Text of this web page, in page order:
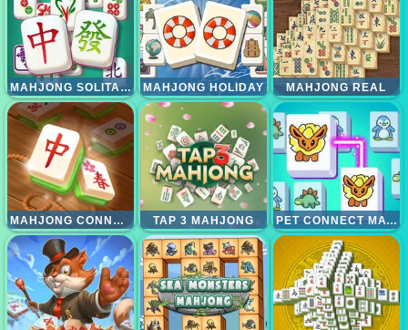
MAHJONG SOLITAIRE GAME MAHJONG HOLIDAY MAHJONG REAL
MAHJONG CONNECT GOLD TAP 3 MAHJONG PET CONNECT MATCH